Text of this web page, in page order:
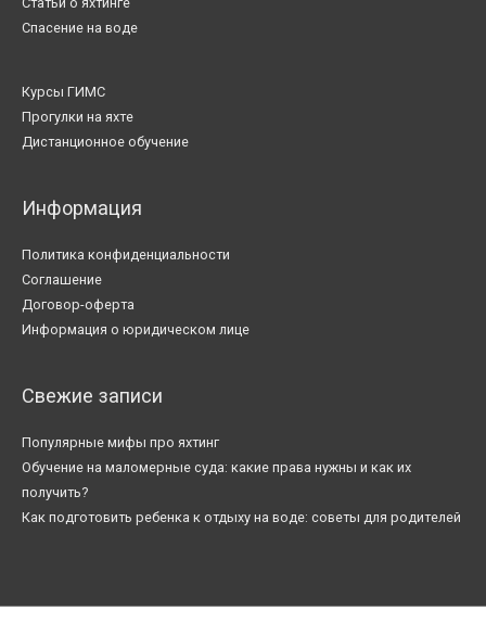
Спасение на воде
Курсы ГИМС
Прогулки на яхте
Дистанционное обучение
Информация
Политика конфиденциальности
Соглашение
Договор-оферта
Информация о юридическом лице
Свежие записи
Популярные мифы про яхтинг
Обучение на маломерные суда: какие права нужны и как их
получить?
Как подготовить ребенка к отдыху на воде: советы для родителей